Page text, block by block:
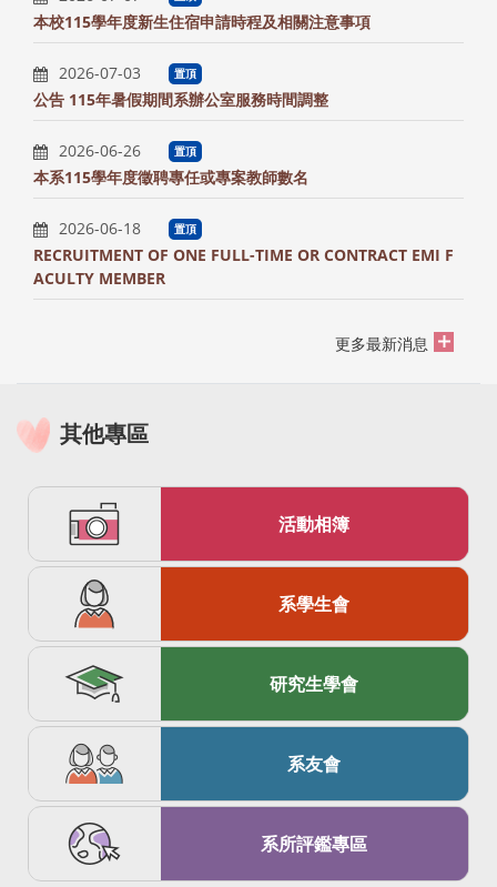
本校115學年度新生住宿申請時程及相關注意事項
2026-07-03 置頂
公告 115年暑假期間系辦公室服務時間調整
2026-06-26 置頂
本系115學年度徵聘專任或專案教師數名
2026-06-18 置頂
RECRUITMENT OF ONE FULL-TIME OR CONTRACT EMI F
ACULTY MEMBER
更多最新消息
其他專區
活動相簿
系學生會
研究生學會
系友會
系所評鑑專區